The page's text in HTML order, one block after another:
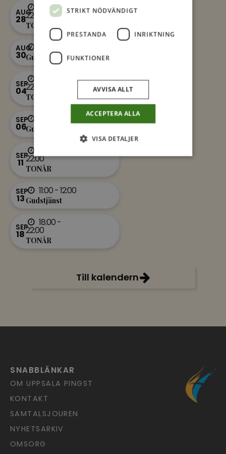
AUG
28
TONÅR
18:00 -
22:00
AUG
30Gudstjänst
SEP
04
TONÅR
22:00
SEP
06Gudstjänst
SEP
11
TONÅR
22:00
SEP
13 Gudstjänst
11:00 - 12:00
SEP
18
TONÅR
18:00 -
22:00
Till kalendern
SNABBLÄNKAR
OM UPPSALA PINGST
KONTAKT
SAMTALSJOUREN
NYHETSARKIV
OMSORG
STRIKT NÖDVÄNDIGT
PRESTANDA INRIKTNING
FUNKTIONER
ACCEPTERA ALLA
AVVISA ALLT
VISA DETALJER